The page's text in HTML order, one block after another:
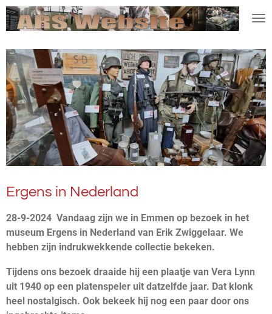
Ga
direct
de
hoofdinhoud
Ergens in Nederland
28-9-2024 Vandaag zijn we in Emmen op bezoek in het
museum Ergens in Nederland van Erik Zwiggelaar. We
hebben zijn indrukwekkende collectie bekeken.
Tijdens ons bezoek draaide hij een plaatje van Vera Lynn
uit 1940 op een platenspeler uit datzelfde jaar. Dat klonk
heel nostalgisch. Ook bekeek hij nog een paar door ons